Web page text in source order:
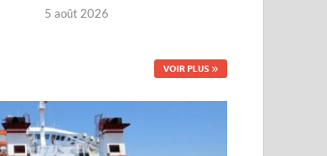
5 août 2026
VOIR PLUS